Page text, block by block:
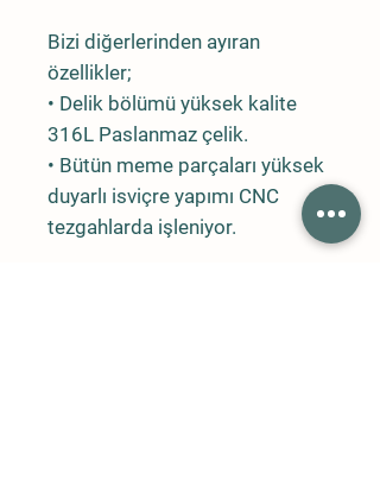
Bizi diğerlerinden ayıran
özellikler;
• Delik bölümü yüksek kalite
316L Paslanmaz çelik.
• Bütün meme parçaları yüksek
duyarlı isviçre yapımı CNC
tezgahlarda işleniyor.